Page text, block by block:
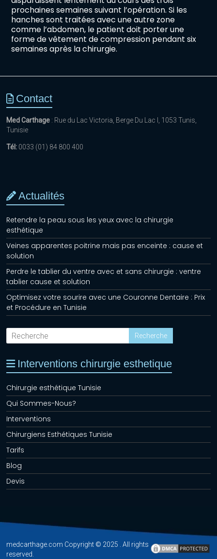
prochaines semaines suivant l’opération. Si les
hanches sont traitées avec une autre zone
comme l’abdomen, le patient doit porter une
forme de vêtement de compression pendant six
semaines après la chirurgie.
Contact
Med Carthage : Rue du Lac Victoria, Berge Du Lac I, 1053 Tunis,
Tunisie
Tél: 0033 (01) 84 800 400
Actualités
Retendre la peau sous les yeux avec la chirurgie
esthétique
Veines apparentes poitrine mais pas enceinte : cause et
solution
Perdre le tablier du ventre avec et sans chirurgie : ventre
tablier cause et solution
Optimisez votre sourire avec une Couronne Dentaire : Prix
et Procédure en Tunisie
Interventions chirurgie esthetique
Chirurgie esthétique Tunisie
Qui Sommes-Nous?
Interventions
Chirurgiens Esthétiques Tunisie
Tarifs
Blog
Devis
medcarthage.com Copyright © 2025 . All rights
reserved.